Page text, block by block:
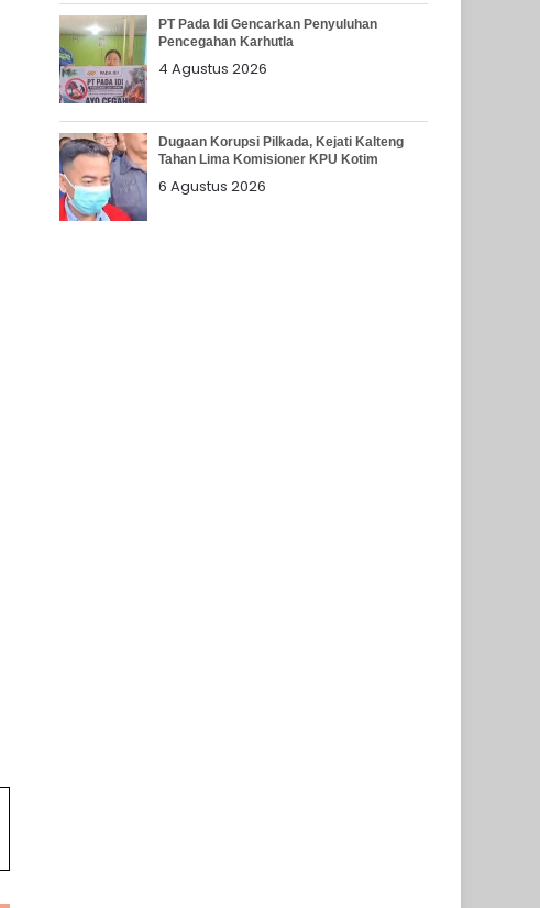
PT Pada Idi Gencarkan Penyuluhan
Pencegahan Karhutla
4 Agustus 2026
Dugaan Korupsi Pilkada, Kejati Kalteng
Tahan Lima Komisioner KPU Kotim
6 Agustus 2026